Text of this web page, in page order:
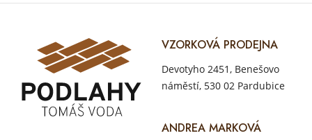
VZORKOVÁ PRODEJNA
Devotyho 2451, Benešovo
náměstí, 530 02 Pardubice
ANDREA MARKOVÁ